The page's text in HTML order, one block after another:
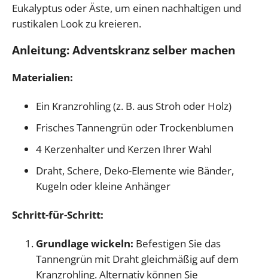
Eukalyptus oder Äste, um einen nachhaltigen und
rustikalen Look zu kreieren.
Anleitung: Adventskranz selber machen
Materialien:
Ein Kranzrohling (z. B. aus Stroh oder Holz)
Frisches Tannengrün oder Trockenblumen
4 Kerzenhalter und Kerzen Ihrer Wahl
Draht, Schere, Deko-Elemente wie Bänder,
Kugeln oder kleine Anhänger
Schritt-für-Schritt:
Grundlage wickeln: Befestigen Sie das
Tannengrün mit Draht gleichmäßig auf dem
Kranzrohling. Alternativ können Sie